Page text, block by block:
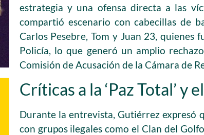
estrategia y una ofensa directa a las
compartió escenario con cabecillas de
Carlos Pesebre, Tom y Juan 23,
Policía, lo que generó un amplio
Comisión de Acusación de la Cámara de
Críticas a la ‘Paz Total’ y
Durante la entrevista, Gutiérrez expresó
con grupos ilegales como el Clan del